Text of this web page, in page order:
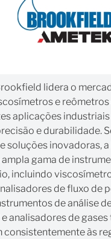
lidera o
e reômetros
aplicações
e durabilidade.
soluções inovadoras,
gama de
incluindo
de fluxo de
de análise
analisadores de
consistentemente às